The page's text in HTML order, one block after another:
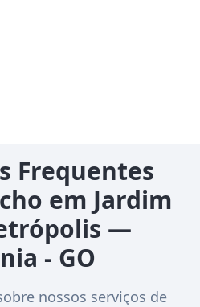
Frequentes
em Jardim
—
- GO
nossos serviços de